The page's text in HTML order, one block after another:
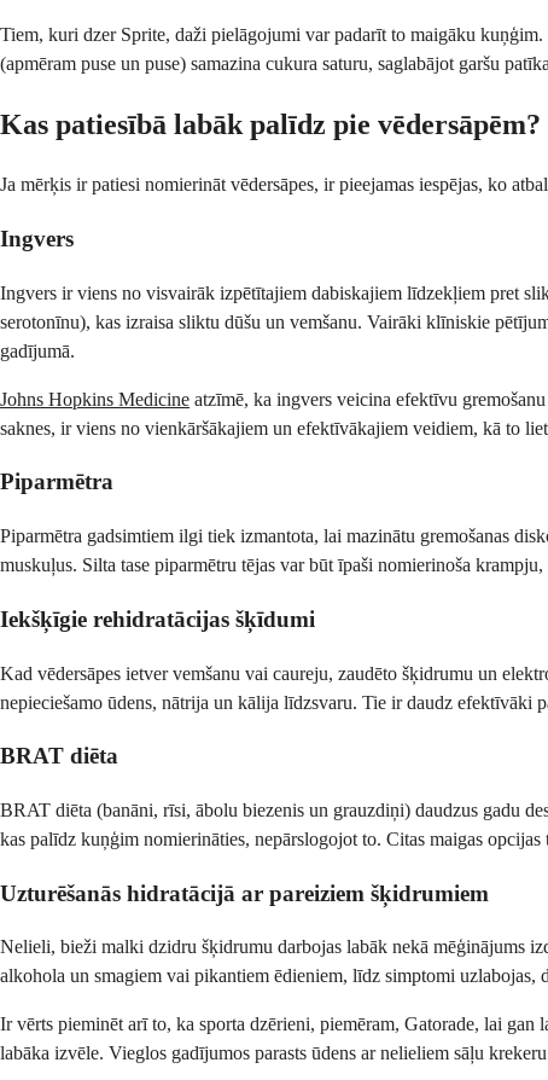
Tiem, kuri dzer Sprite, daži pielāgojumi var padarīt to maigāku kuņģim.
(apmēram puse un puse) samazina cukura saturu, saglabājot garšu
Kas patiesībā labāk palīdz pie vēdersāpēm?
Ja mērķis ir patiesi nomierināt vēdersāpes, ir pieejamas iespējas, ko
Ingvers
Ingvers ir viens no visvairāk izpētītajiem dabiskajiem līdzekļiem pret
serotonīnu), kas izraisa sliktu dūšu un vemšanu. Vairāki klīniskie
gadījumā.
Johns Hopkins Medicine atzīmē, ka ingvers veicina efektīvu
saknes, ir viens no vienkāršākajiem un efektīvākajiem veidiem, kā to
Piparmētra
Piparmētra gadsimtiem ilgi tiek izmantota, lai mazinātu gremošanas
muskuļus. Silta tase piparmētru tējas var būt īpaši nomierinoša
Iekšķīgie rehidratācijas šķīdumi
Kad vēdersāpes ietver vemšanu vai caureju, zaudēto šķidrumu un
nepieciešamo ūdens, nātrija un kālija līdzsvaru. Tie ir daudz efektīvāki
BRAT diēta
BRAT diēta (banāni, rīsi, ābolu biezenis un grauzdiņi) daudzus gadu
kas palīdz kuņģim nomierināties, nepārslogojot to. Citas maigas
Uzturēšanās hidratācijā ar pareiziem šķidrumiem
Nelieli, bieži malki dzidru šķidrumu darbojas labāk nekā mēģinājums
alkohola un smagiem vai pikantiem ēdieniem, līdz simptomi uzlabojas,
Ir vērts pieminēt arī to, ka sporta dzērieni, piemēram, Gatorade, lai
labāka izvēle. Vieglos gadījumos parasts ūdens ar nelieliem sāļu